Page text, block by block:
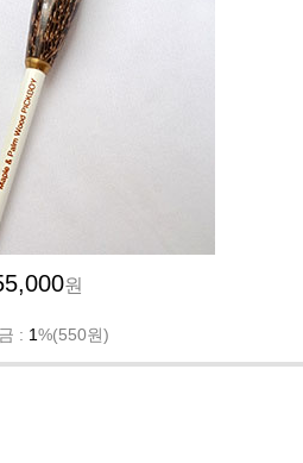
원
: 1%(550원)